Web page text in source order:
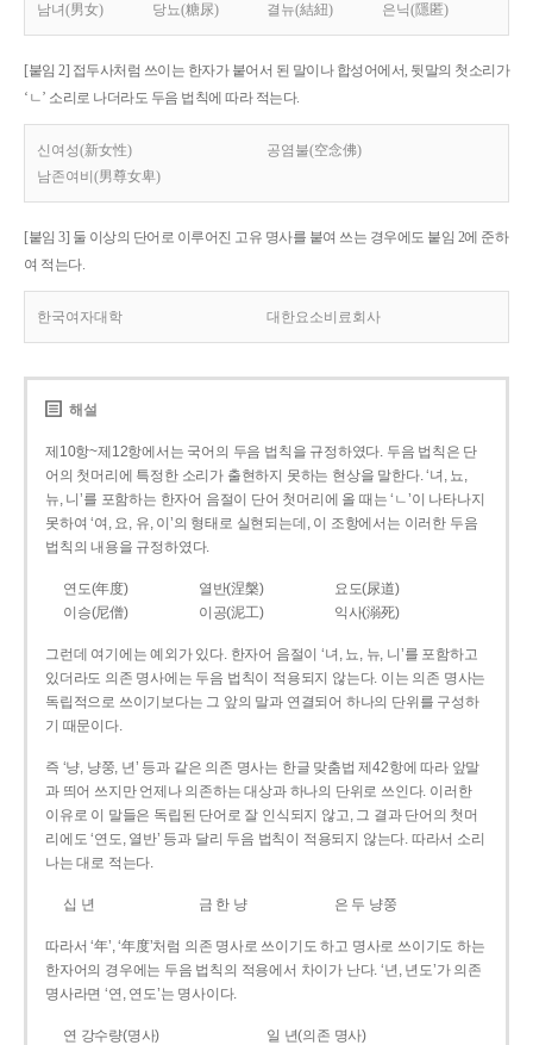
남녀(男女) 당뇨(糖尿) 결뉴(結紐) 은닉(隱匿)
[붙임 2] 접두사처럼 쓰이는 한자가 붙어서 된 말이나 합성어에서, 뒷말의 첫소리가
‘ㄴ’ 소리로 나더라도 두음 법칙에 따라 적는다.
신여성(新女性)
공염불(空念佛)
남존여비(男尊女卑)
[붙임 3] 둘 이상의 단어로 이루어진 고유 명사를 붙여 쓰는 경우에도 붙임 2에 준하
여 적는다.
한국여자대학 대한요소비료회사
해설
제10항~제12항에서는 국어의 두음 법칙을 규정하였다. 두음 법칙은 단
어의 첫머리에 특정한 소리가 출현하지 못하는 현상을 말한다. ‘녀, 뇨,
뉴, 니’를 포함하는 한자어 음절이 단어 첫머리에 올 때는 ‘ㄴ’이 나타나지
못하여 ‘여, 요, 유, 이’의 형태로 실현되는데, 이 조항에서는 이러한 두음
법칙의 내용을 규정하였다.
연도(年度) 열반(涅槃)
요도(尿道)
이승(尼僧)
이공(泥工) 익사(溺死)
그런데 여기에는 예외가 있다. 한자어 음절이 ‘녀, 뇨, 뉴, 니’를 포함하고
있더라도 의존 명사에는 두음 법칙이 적용되지 않는다. 이는 의존 명사는
독립적으로 쓰이기보다는 그 앞의 말과 연결되어 하나의 단위를 구성하
기 때문이다.
즉 ‘냥, 냥쭝, 년’ 등과 같은 의존 명사는 한글 맞춤법 제42항에 따라 앞말
과 띄어 쓰지만 언제나 의존하는 대상과 하나의 단위로 쓰인다. 이러한
이유로 이 말들은 독립된 단어로 잘 인식되지 않고, 그 결과 단어의 첫머
리에도 ‘연도, 열반’ 등과 달리 두음 법칙이 적용되지 않는다. 따라서 소리
나는 대로 적는다.
십 년 금 한 냥 은 두 냥쭝
따라서 ‘年’, ‘年度’처럼 의존 명사로 쓰이기도 하고 명사로 쓰이기도 하는
한자어의 경우에는 두음 법칙의 적용에서 차이가 난다. ‘년, 년도’가 의존
명사라면 ‘연, 연도’는 명사이다.
연 강수량(명사)
일 년(의존 명사)